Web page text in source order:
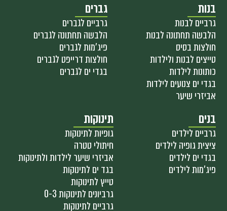
בנות
גרביים לבנות
הלבשה תחתונה לבנות
חולצות בסיס
טייצים לבנות ולילדות
כותונות לילדות
בגדי ים צנועים לילדות
אביזרי שיער
גברים
גרביים לגברים
הלבשה תחתונה לגברים
פיג'מות לגברים
חולצות דרייפט לגברים
בגדי ים לגברים
בנים
גרביים לילדים
ציצית גופיה לילדים
בגדי ים לילדים
פיג'מות לילדים
תינוקות
גופיות לתינוקות
חיתולי טטרה
אביזרי שיער לילדות ולתינוקות
בגד ים לתינוקות
טייץ לתינוקות
גרביונים לתינוקות 0-3
גרביים לתינוקות